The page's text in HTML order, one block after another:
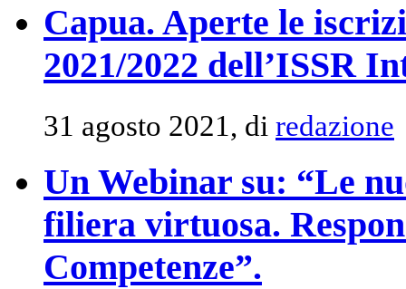
Capua. Aperte le
2021/2022 dell’ISSR
31 agosto 2021, di redazione
Un Webinar su: “Le
filiera virtuosa.
Competenze”.